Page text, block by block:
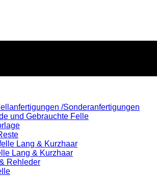
/Sonderanfertigungen
und Gebrauchte Felle
Lang & Kurzhaar
Lang & Kurzhaar
Rehleder